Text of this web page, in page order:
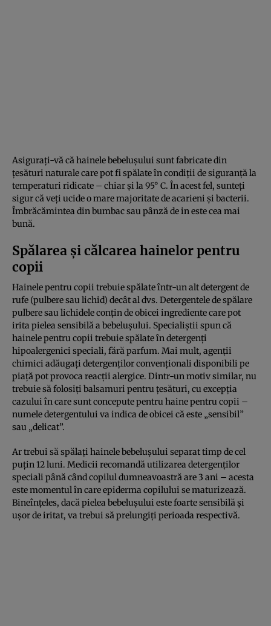
Asigurați-vă că hainele bebelușului sunt fabricate din
țesături naturale care pot fi spălate în condiții de siguranță la
temperaturi ridicate – chiar și la 95° C. În acest fel, sunteți
sigur că veți ucide o mare majoritate de acarieni și bacterii.
Îmbrăcămintea din bumbac sau pânză de in este cea mai
bună.
Spălarea și călcarea hainelor pentru
copii
Hainele pentru copii trebuie spălate într-un alt detergent de
rufe (pulbere sau lichid) decât al dvs. Detergentele de spălare
pulbere sau lichidele conțin de obicei ingrediente care pot
irita pielea sensibilă a bebelușului. Specialiștii spun că
hainele pentru copii trebuie spălate în detergenți
hipoalergenici speciali, fără parfum. Mai mult, agenții
chimici adăugați detergenților convenționali disponibili pe
piață pot provoca reacții alergice. Dintr-un motiv similar, nu
trebuie să folosiți balsamuri pentru țesături, cu excepția
cazului în care sunt concepute pentru haine pentru copii –
numele detergentului va indica de obicei că este „sensibil”
sau „delicat”.
Ar trebui să spălați hainele bebelușului separat timp de cel
puțin 12 luni. Medicii recomandă utilizarea detergenților
speciali până când copilul dumneavoastră are 3 ani – acesta
este momentul în care epiderma copilului se maturizează.
Bineînțeles, dacă pielea bebelușului este foarte sensibilă și
ușor de iritat, va trebui să prelungiți perioada respectivă.